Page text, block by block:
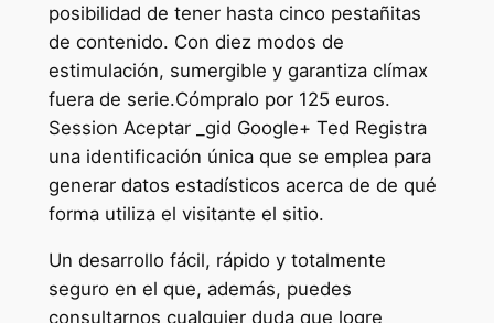
posibilidad de tener hasta cinco pestañitas
de contenido. Con diez modos de
estimulación, sumergible y garantiza clímax
fuera de serie.Cómpralo por 125 euros.
Session Aceptar _gid Google+ Ted Registra
una identificación única que se emplea para
generar datos estadísticos acerca de de qué
forma utiliza el visitante el sitio.
Un desarrollo fácil, rápido y totalmente
seguro en el que, además, puedes
consultarnos cualquier duda que logre